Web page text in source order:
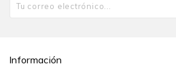
Comunicaciones de la PUCP, donde
las crónicas
Información